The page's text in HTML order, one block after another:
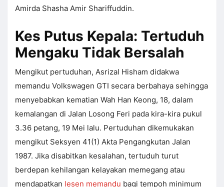
Amirda Shasha Amir Shariffuddin.
Kes Putus Kepala: Tertuduh
Mengaku Tidak Bersalah
Mengikut pertuduhan, Asrizal Hisham didakwa
memandu Volkswagen GTI secara berbahaya sehingga
menyebabkan kematian Wah Han Keong, 18, dalam
kemalangan di Jalan Losong Feri pada kira-kira pukul
3.36 petang, 19 Mei lalu. Pertuduhan dikemukakan
mengikut Seksyen 41(1) Akta Pengangkutan Jalan
1987. Jika disabitkan kesalahan, tertuduh turut
berdepan kehilangan kelayakan memegang atau
mendapatkan lesen memandu bagi tempoh minimum